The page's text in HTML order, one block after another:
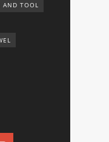
AND TOOL